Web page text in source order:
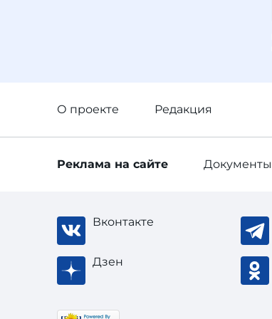
О проекте Редакция
Реклама на сайте Документы
Вконтакте
Дзен